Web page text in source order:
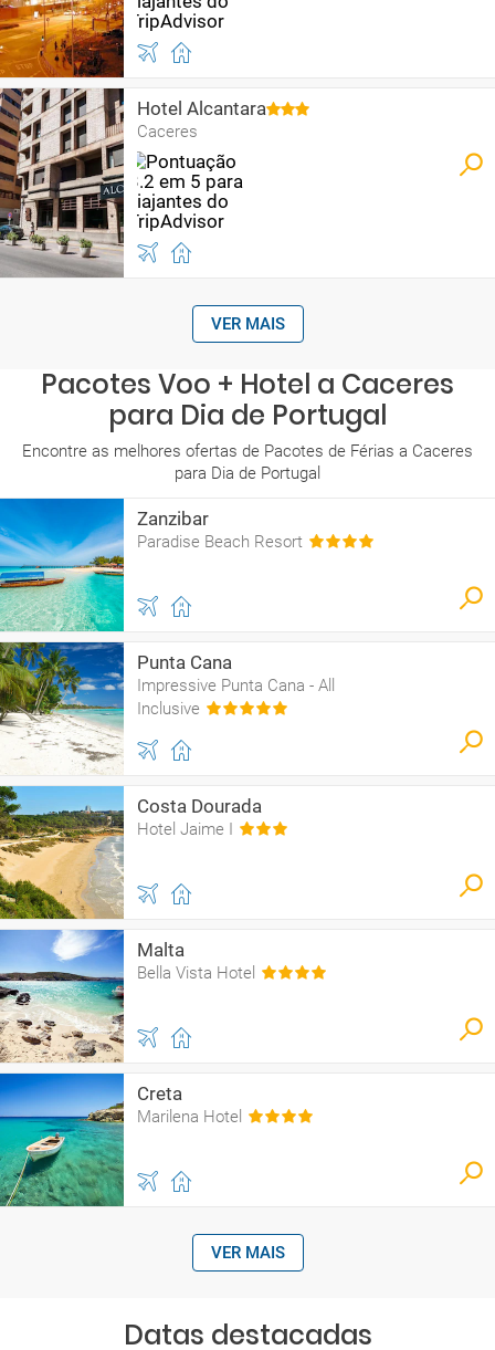
Hotel Alcantara
Caceres
VER MAIS
Pacotes Voo + Hotel a Caceres
para Dia de Portugal
Encontre as melhores ofertas de Pacotes de Férias a Caceres
para Dia de Portugal
Zanzibar
Paradise Beach Resort
Punta Cana
Impressive Punta Cana - All
Inclusive
Costa Dourada
Hotel Jaime I
Malta
Bella Vista Hotel
Creta
Marilena Hotel
VER MAIS
Datas destacadas